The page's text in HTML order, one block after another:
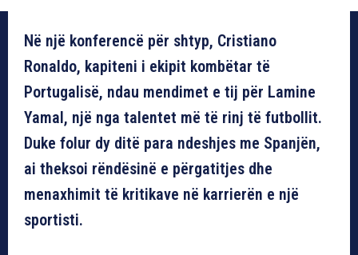
Në një konferencë për shtyp, Cristiano
Ronaldo, kapiteni i ekipit kombëtar të
Portugalisë, ndau mendimet e tij për Lamine
Yamal, një nga talentet më të rinj të futbollit.
Duke folur dy ditë para ndeshjes me Spanjën,
ai theksoi rëndësinë e përgatitjes dhe
menaxhimit të kritikave në karrierën e një
sportisti.